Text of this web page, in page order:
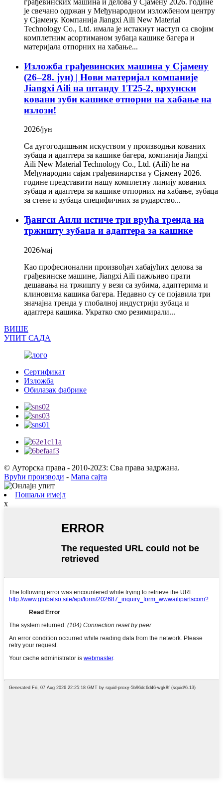
грађевинских машина и делова у Сјамену 2026. године
је свечано одржан у Међународном изложбеном центру
у Сјамену. Компанија Jiangxi Aili New Material
Technology Co., Ltd. имала је истакнут наступ са својим
комплетним асортиманом зубаца кашике багера и
материјала отпорних на хабање...
Изложба грађевинских машина у Сјамену
(26–28. јун) | Нови материјал компаније
Jiangxi Aili на штанду 1T25-2, врхунски
ковани зуби кашике отпорни на хабање на
излози!
2026/јун
Са дугогодишњим искуством у производњи кованих
зубаца и адаптера за кашике багера, компанија Jiangxi
Aili New Material Technology Co., Ltd. (Aili) ће на
Међународни сајам грађевинарства у Сјамену 2026.
године представити нашу комплетну линију кованих
зубаца и адаптера за кашике отпорних на хабање, зубаца
за стене и зубаца специфичних за рударство...
Ђангси Аили истиче три врућа тренда на
тржишту зубаца и адаптера за кашике
2026/мај
Као професионални произвођач хабајућих делова за
грађевинске машине, Jiangxi Aili пажљиво прати
дешавања на тржишту у вези са зубима, адаптерима и
клиновима кашика багера. Недавно су се појавила три
значајна тренда у глобалној индустрији зубаца и
адаптера кашика. Укратко смо резимирали...
ВИШЕ
УПИТ САДА
Сертификат
Изложба
Обилазак фабрике
© Ауторска права - 2010-2023: Сва права задржана.
Врући производи - Мапа сајта
Пошаљи имејл
x